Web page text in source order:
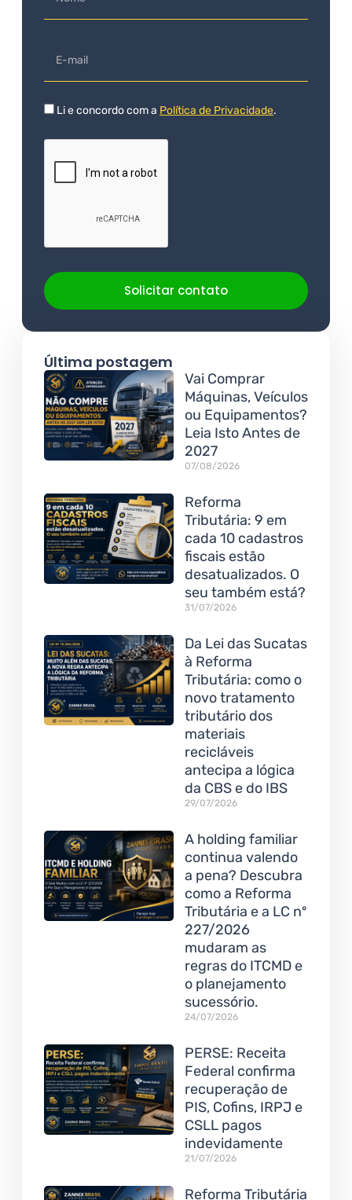
Li e concordo com a Política de Privacidade.
Solicitar contato
Última postagem
Vai Comprar
Máquinas, Veículos
ou Equipamentos?
Leia Isto Antes de
2027
07/08/2026
Reforma
Tributária: 9 em
cada 10 cadastros
fiscais estão
desatualizados. O
seu também está?
31/07/2026
Da Lei das Sucatas
à Reforma
Tributária: como o
novo tratamento
tributário dos
materiais
recicláveis
antecipa a lógica
da CBS e do IBS
29/07/2026
A holding familiar
continua valendo
a pena? Descubra
como a Reforma
Tributária e a LC nº
227/2026
mudaram as
regras do ITCMD e
o planejamento
sucessório.
24/07/2026
PERSE: Receita
Federal confirma
recuperação de
PIS, Cofins, IRPJ e
CSLL pagos
indevidamente
21/07/2026
Reforma Tributária